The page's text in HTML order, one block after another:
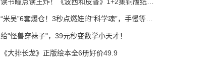
给"怪兽穿袜子"，39元秒变数学小天才！
《大排长龙》正版绘本全6册好价49.9